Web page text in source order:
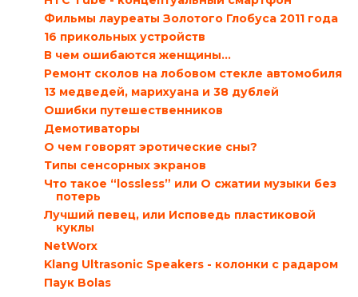
Фильмы лауреаты Золотого Глобуса 2011 года
16 прикольных устройств
В чем ошибаются женщины…
Ремонт сколов на лобовом стекле автомобиля
13 медведей, марихуана и 38 дублей
Ошибки путешественников
Демотиваторы
О чем говорят эротические сны?
Типы сенсорных экранов
Что такое “lossless” или О сжатии музыки без
потерь
Лучший певец, или Исповедь пластиковой
куклы
NetWorx
Klang Ultrasonic Speakers - колонки с радаром
Паук Bolas